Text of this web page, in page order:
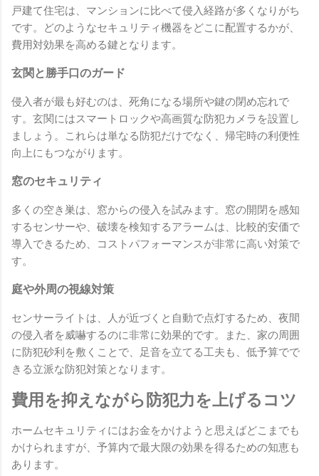
戸建て住宅は、マンションに比べて侵入経路が多くなりがち
です。どのようなセキュリティ機器をどこに配置するかが、
費用対効果を高める鍵となります。
玄関と勝手口のガード
侵入者が最も好むのは、死角になる場所や鍵の閉め忘れで
す。玄関にはスマートロックや高画質な防犯カメラを設置し
ましょう。これらは単なる防犯だけでなく、帰宅時の利便性
向上にもつながります。
窓のセキュリティ
多くの空き巣は、窓からの侵入を試みます。窓の開閉を感知
するセンサーや、破壊を検知するアラームは、比較的安価で
導入できるため、コストパフォーマンスが非常に高い対策で
す。
庭や外周の視線対策
センサーライトは、人が近づくと自動で点灯するため、夜間
の侵入者を威嚇するのに非常に効果的です。また、家の周囲
に防犯砂利を敷くことで、足音を立てる工夫も、低予算でで
きる立派な防犯対策となります。
費用を抑えながら防犯力を上げるコツ
ホームセキュリティにはお金をかけようと思えばどこまでも
かけられますが、予算内で最大限の効果を得るための知恵も
あります。